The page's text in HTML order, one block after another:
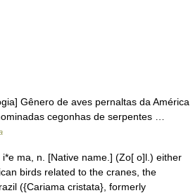
Gênero de aves pernaltas da América
cegonhas de serpentes …
ma, n. [Native name.] (Zo[ o]l.) either
birds related to the cranes, the
({Cariama cristata}, formerly